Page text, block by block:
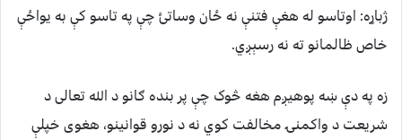
ژباړه: اوتاسو له هغې فتنې نه ځان وساتئ چې په تاسو كې به يواځې
خاص ظالمانو ته نه رسېږي.
زه په دې ښه پوهيږم هغه څوک چې پر بنده ګانو د الله تعالی د
شريعت د واکمنۍ مخالفت کوي نه د نورو قوانينو، هغوی خپلې